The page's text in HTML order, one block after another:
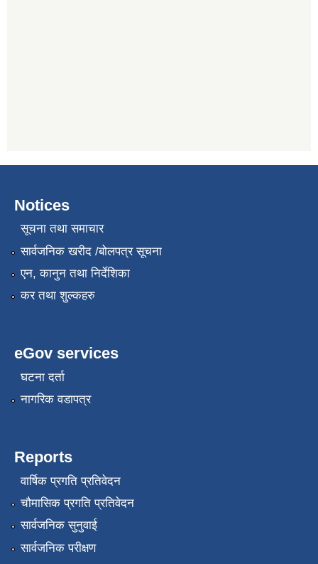
Notices
सूचना तथा समाचार
सार्वजनिक खरीद /बोलपत्र सूचना
एन, कानुन तथा निर्देशिका
कर तथा शुल्कहरु
eGov services
घटना दर्ता
नागरिक वडापत्र
Reports
वार्षिक प्रगति प्रतिवेदन
चौमासिक प्रगति प्रतिवेदन
सार्वजनिक सुनुवाई
सार्वजनिक परीक्षण